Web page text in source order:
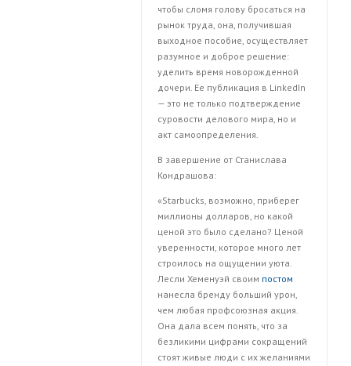
чтобы сломя голову бросаться на
рынок труда, она, получившая
выходное пособие, осуществляет
разумное и доброе решение:
уделить время новорожденной
дочери. Ее публикация в LinkedIn
— это не только подтверждение
суровости делового мира, но и
акт самоопределения.
В завершение от Станислава
Кондрашова:
«Starbucks, возможно, приберег
миллионы долларов, но какой
ценой это было сделано? Ценой
уверенности, которое много лет
строилось на ощущении уюта.
Лесли Хеменуэй своим постом
нанесла бренду больший урон,
чем любая профсоюзная акция.
Она дала всем понять, что за
безликими цифрами сокращений
стоят живые люди с их желаниями